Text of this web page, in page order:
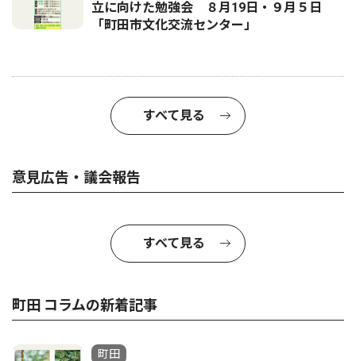
立に向けた勉強会 ８月19日・９月５日
「町田市文化交流センター」
すべて見る
意見広告・議会報告
すべて見る
町田 コラムの新着記事
町田